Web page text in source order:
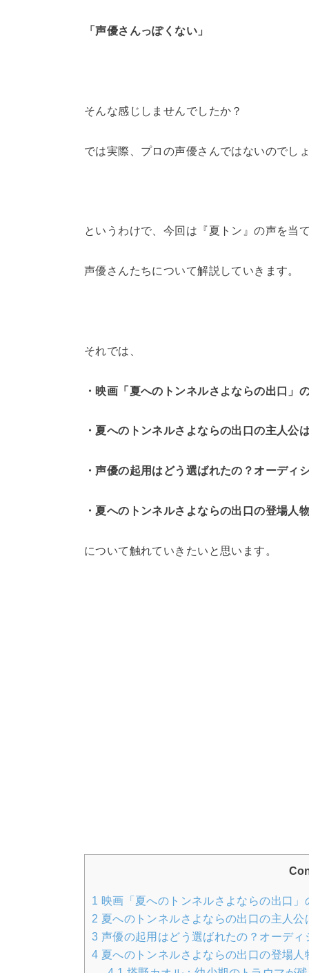
「声優さんっぽくない」
そんな感じしませんでしたか？
では実際、プロの声優さんではないのでし
というわけで、今回は『夏トン』の声を当
声優さんたちについて解説していきます。
それでは、
・映画「夏へのトンネルさよならの出口」
・夏へのトンネルさよならの出口の主人公
・声優の起用はどう選ばれたの？オーディ
・夏へのトンネルさよならの出口の登場人
について触れていきたいと思います。
1 映画「夏へのトンネルさよならの出口
2 夏へのトンネルさよならの出口の主人
3 声優の起用はどう選ばれたの？オーディ
4 夏へのトンネルさよならの出口の登場人